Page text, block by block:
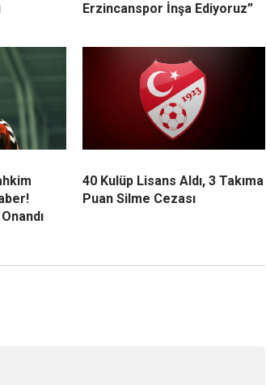
Erzincanspor İnşa Ediyoruz”
40 Kulüp Lisans Aldı, 3 Takıma
Puan Silme Cezası